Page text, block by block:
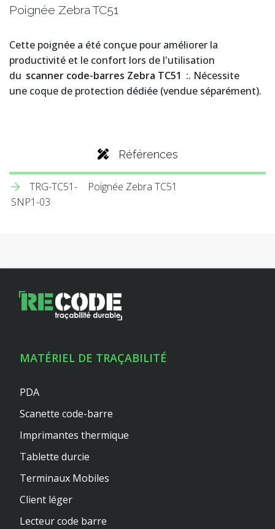
Poignée Zebra TC51
Cette poignée a été conçue pour améliorer la
productivité et le confort lors de l'utilisation
du scanner code-barres Zebra TC51 :. Nécessite
une coque de protection dédiée (vendue séparément).
Références
TRG-TC51-
SNP1-03
Poignée Zebra TC51
MATÉRIEL DE TRAÇABILITÉ
PDA
Scanette code-barre
Imprimantes thermique
Tablette durcie
Terminaux Mobiles
Client léger
Lecteur code barre